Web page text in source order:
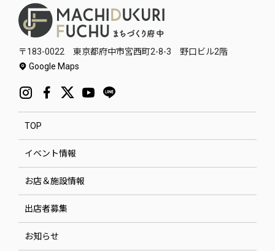
〒183-0022 東京都府中市宮西町2-8-3 野口ビル2階
Google Maps
TOP
イベント情報
お店＆施設情報
出店者募集
お知らせ